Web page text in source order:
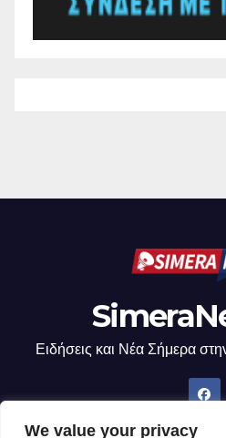
We value your privacy
Ειδήσεις και Νέα Σήμερα